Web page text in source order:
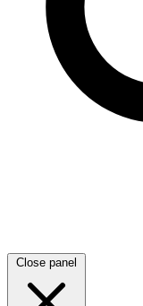
Close panel